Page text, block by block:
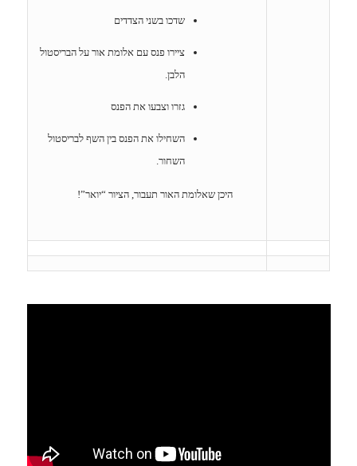
שדכו בשני הצדדים
ציירו פנס עם אלומת אור על הבריסטול
הלבן.
גזרו וצבעו את הפנס
השחילו את הפנס בין השף לבריסטול
השחור.
היכן שאלומת האור תעבור, הציור “יואר”!